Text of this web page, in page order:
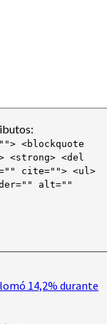
<blockquote
<strong> <del
cite=""> <ul>
alt=""
14,2% durante